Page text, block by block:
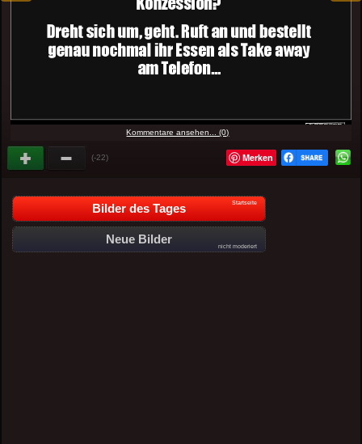
Kommentare ansehen... (0)
(-22) Merken
Bilder des Tages Startseite
Neue Bilder
nicht moderiert